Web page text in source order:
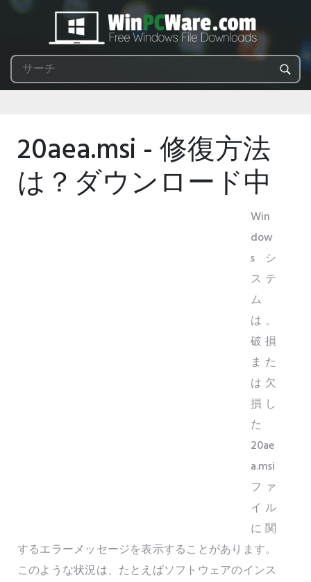
20aea.msi - 修復方法
は？ダウンロード中
Win
dow
sシ
ステ
ム
は、
破損
また
は欠
損し
た
20ae
a.msi
ファ
イル
に関
するエラーメッセージを表示することがあります。
このような状況は、たとえばソフトウェアのインス